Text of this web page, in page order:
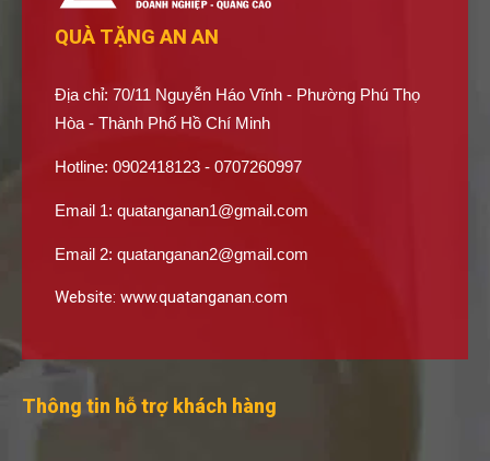
QUÀ TẶNG AN AN
Địa chỉ: 70/11 Nguyễn Háo Vĩnh - Phường Phú Thọ
Hòa - Thành Phố Hồ Chí Minh
Hotline: 0902418123 - 0707260997
Email 1: quatanganan1@gmail.com
Email 2: quatanganan2@gmail.com
Website: www.quatanganan.com
Thông tin hỗ trợ khách hàng